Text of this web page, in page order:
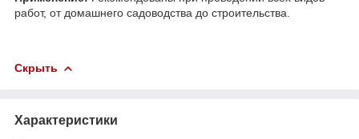
работ, от домашнего садоводства до строительства.
Скрыть
Характеристики